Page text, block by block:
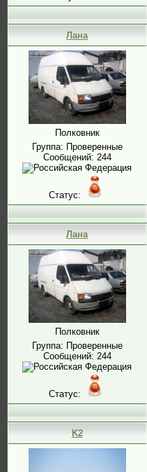
Лана
Полковник
Группа: Проверенные
Сообщений: 244
Статус:
Лана
Полковник
Группа: Проверенные
Сообщений: 244
Статус:
K2